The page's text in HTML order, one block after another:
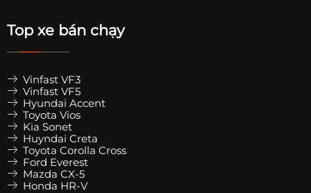
Top xe bán chạy
Vinfast VF3
Vinfast VF5
Hyundai Accent
Toyota Vios
Kia Sonet
Huyndai Creta
Toyota Corolla Cross
Ford Everest
Mazda CX-5
Honda HR-V